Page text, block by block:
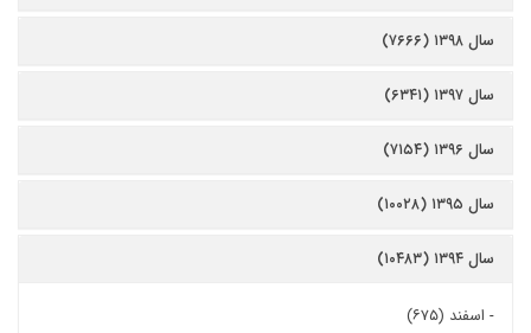
سال ۱۳۹۸ (۷۶۶۶)
سال ۱۳۹۷ (۶۳۴۱)
سال ۱۳۹۶ (۷۱۵۴)
سال ۱۳۹۵ (۱۰۰۲۸)
سال ۱۳۹۴ (۱۰۴۸۳)
- اسفند (۶۷۵)